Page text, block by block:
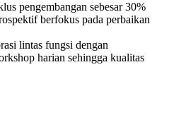
pengembangan sebesar 30%
berfokus pada perbaikan
lintas fungsi dengan
harian sehingga kualitas